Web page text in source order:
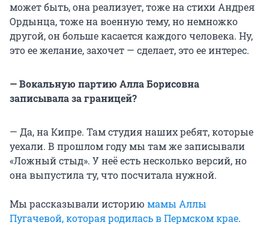
может быть, она реализует, тоже на стихи Андрея
Ордынца, тоже на военную тему, но немножко
другой, он больше касается каждого человека. Ну,
это ее желание, захочет — сделает, это ее интерес.
— Вокальную партию Алла Борисовна
записывала за границей?
— Да, на Кипре. Там студия наших ребят, которые
уехали. В прошлом году мы там же записывали
«Ложный стыд». У неё есть несколько версий, но
она выпустила ту, что посчитала нужной.
Мы рассказывали историю мамы Аллы
Пугачевой, которая родилась в Пермском крае.